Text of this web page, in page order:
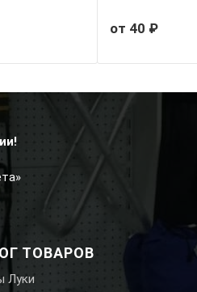
от 40 ₽
ТОВАРОВ
Луки